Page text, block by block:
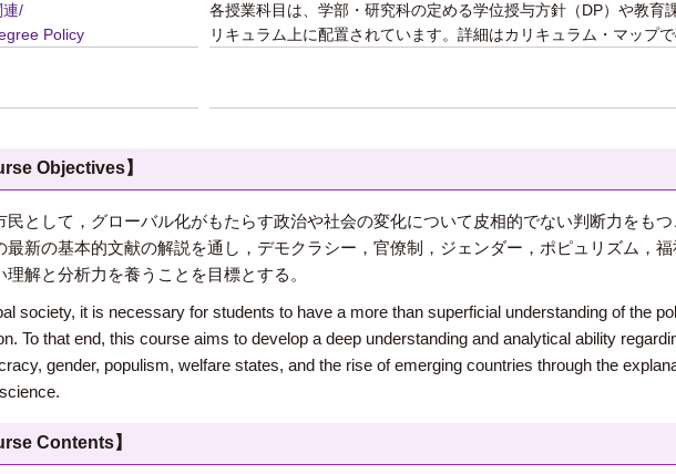
連/
Policy
各授業科目は、学部・研究科の定める学位授与方針（DP）や教育
リキュラム上に配置されています。詳細はカリキュラム・マップ
Objectives】
民として，グローバル化がもたらす政治や社会の変化について皮相的でない判断力をも
最新の基本的文献の解説を通し，デモクラシー，官僚制，ジェンダー，ポピュリズム，
解と分析力を養うことを目標とする。
society, it is necessary for students to have a more than superficial understanding of the
To that end, this course aims to develop a deep understanding and analytical ability
gender, populism, welfare states, and the rise of emerging countries through the
Contents】